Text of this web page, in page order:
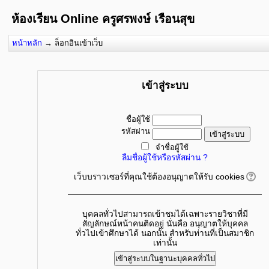
ห้องเรียน Online ครูศรพงษ์ เรือนสุข
หน้าหลัก → ล็อกอินเข้าเว็บ
เข้าสู่ระบบ
ชื่อผู้ใช้
รหัสผ่าน
จำชื่อผู้ใช้
ลืมชื่อผู้ใช้หรือรหัสผ่าน ?
เว็บบราวเซอร์ที่คุณใช้ต้องอนุญาตให้รับ cookies
บุคคลทั่วไปสามารถเข้าชมได้เฉพาะรายวิชาที่มี
สัญลักษณ์หน้าคนติดอยู่ นั่นคือ อนุญาตให้บุคคล
ทั่วไปเข้าศึกษาได้ นอกนั้น สำหรับท่านที่เป็นสมาชิก
เท่านั้น